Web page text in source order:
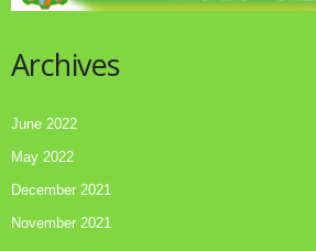
Archives
June 2022
May 2022
December 2021
November 2021